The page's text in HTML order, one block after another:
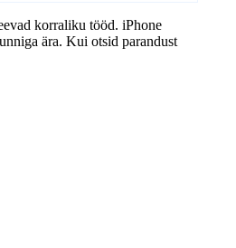
korraliku tööd. iPhone
ära. Kui otsid parandust